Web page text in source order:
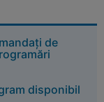
de
disponibil